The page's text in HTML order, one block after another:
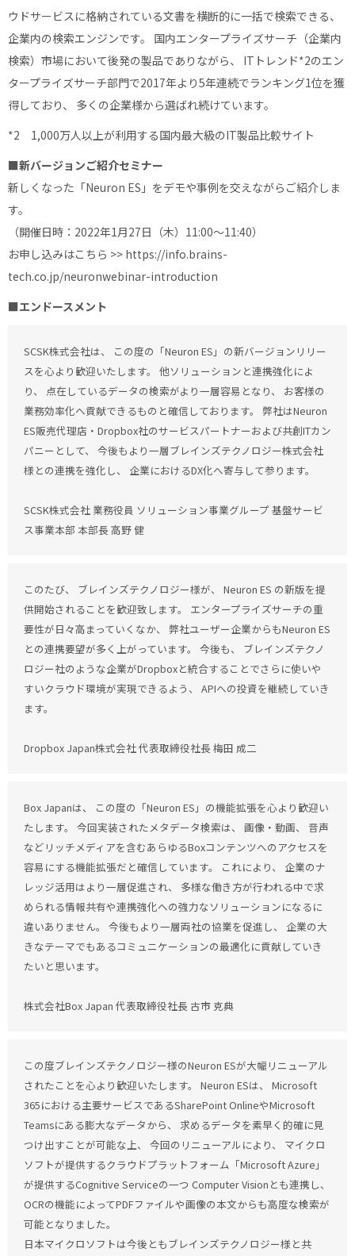
ウドサービスに格納されている文書を横断的に一括で検索できる、
企業内の検索エンジンです。 国内エンタープライズサーチ（企業内
検索）市場において後発の製品でありながら、 ITトレンド*2のエン
タープライズサーチ部門で2017年より5年連続でランキング1位を獲
得しており、 多くの企業様から選ばれ続けています。
*2 1,000万人以上が利用する国内最大級のIT製品比較サイト
■新バージョンご紹介セミナー
新しくなった「Neuron ES」をデモや事例を交えながらご紹介しま
す。
（開催日時：2022年1月27日（木）11:00～11:40）
お申し込みはこちら >> https://info.brains-
tech.co.jp/neuronwebinar-introduction
■エンドースメント
SCSK株式会社は、 この度の「Neuron ES」の新バージョンリリー
スを心より歓迎いたします。 他ソリューションと連携強化によ
り、 点在しているデータの検索がより一層容易となり、 お客様の
業務効率化へ貢献できるものと確信しております。 弊社はNeuron
ES販売代理店・Dropbox社のサービスパートナーおよび共創ITカン
パニーとして、 今後もより一層ブレインズテクノロジー株式会社
様との連携を強化し、 企業におけるDX化へ寄与して参ります。
SCSK株式会社 業務役員 ソリューション事業グループ 基盤サービ
ス事業本部 本部長 高野 健
このたび、 ブレインズテクノロジー様が、 Neuron ES の新版を提
供開始されることを歓迎致します。 エンタープライズサーチの重
要性が日々高まっていくなか、 弊社ユーザー企業からもNeuron ES
との連携要望が多く上がっています。 今後も、 ブレインズテクノ
ロジー社のような企業がDropboxと統合することでさらに使いや
すいクラウド環境が実現できるよう、 APIへの投資を継続していき
ます。
Dropbox Japan株式会社 代表取締役社長 梅田 成二
Box Japanは、 この度の「Neuron ES」の機能拡張を心より歓迎い
たします。 今回実装されたメタデータ検索は、 画像・動画、 音声
などリッチメディアを含むあらゆるBoxコンテンツへのアクセスを
容易にする機能拡張だと確信しています。 これにより、 企業のナ
レッジ活用はより一層促進され、 多様な働き方が行われる中で求
められる情報共有や連携強化への強力なソリューションになるに
違いありません。 今後もより一層両社の協業を促進し、 企業の大
きなテーマでもあるコミュニケーションの最適化に貢献していき
たいと思います。
株式会社Box Japan 代表取締役社長 古市 克典
この度ブレインズテクノロジー様のNeuron ESが大幅リニューアル
されたことを心より歓迎いたします。 Neuron ESは、 Microsoft
365における主要サービスであるSharePoint OnlineやMicrosoft
Teamsにある膨大なデータから、 求めるデータを素早く的確に見
つけ出すことが可能な上、 今回のリニューアルにより、 マイクロ
ソフトが提供するクラウドプラットフォーム「Microsoft Azure」
が提供するCognitive Serviceの一つ Computer Visionとも連携し、
OCRの機能によってPDFファイルや画像の本文からも高度な検索が
可能となりました。
日本マイクロソフトは今後ともブレインズテクノロジー様と共